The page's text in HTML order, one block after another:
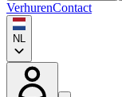
VerhurenContact
NL